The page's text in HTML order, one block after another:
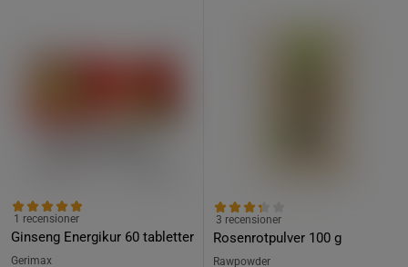
Ginseng Energikur 60 tabletter
1 recensioner
Gerimax
Rosenrotpulver 100 g
3 recensioner
Rawpowder